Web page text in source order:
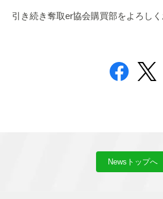
引き続き奪取er協会購買部をよろしく
Newsトップへ